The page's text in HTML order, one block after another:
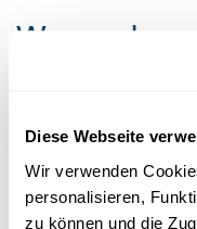
Diese Webseite
Wir verwenden
personalisieren,
zu können und die
Warum
Medikamente sollen
auszuschließen, sind
neuen Wirkstoffen